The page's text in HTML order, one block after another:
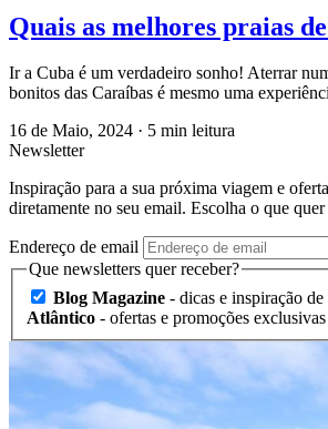
Quais as melhores praias
Ir a Cuba é um verdadeiro sonho! Aterrar
bonitos das Caraíbas é mesmo uma
16 de Maio, 2024 · 5 min leitura
Newsletter
Inspiração para a sua próxima viagem e
diretamente no seu email. Escolha o que quer
Endereço de email
Que newsletters quer receber?
Blog Magazine - dicas e inspiração de
Atlântico - ofertas e promoções exclusivas